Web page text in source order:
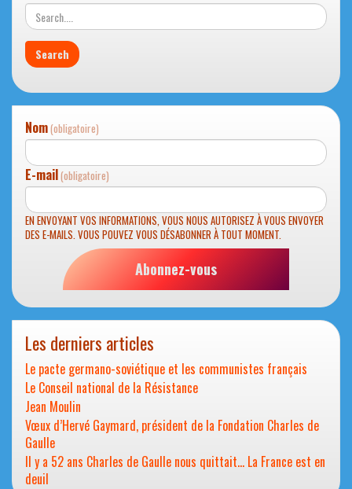
Nom(obligatoire)
E-mail(obligatoire)
EN ENVOYANT VOS INFORMATIONS, VOUS NOUS AUTORISEZ À VOUS ENVOYER
DES E-MAILS. VOUS POUVEZ VOUS DÉSABONNER À TOUT MOMENT.
Abonnez-vous
Les derniers articles
Le pacte germano-soviétique et les communistes français
Le Conseil national de la Résistance
Jean Moulin
Vœux d’Hervé Gaymard, président de la Fondation Charles de
Gaulle
Il y a 52 ans Charles de Gaulle nous quittait… La France est en
deuil